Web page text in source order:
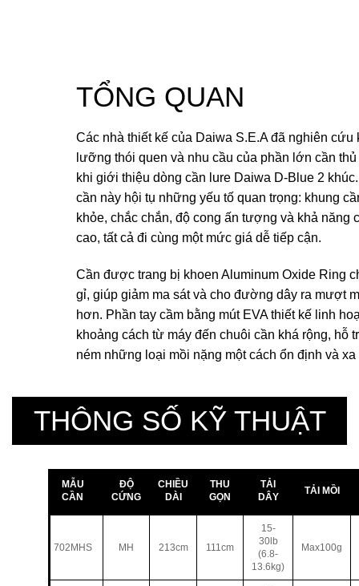
TỔNG QUAN
Các nhà thiết kế của Daiwa S.E.A đã nghiên cứu
lưỡng thói quen và nhu cầu của phần lớn cần
khi giới thiệu dòng cần lure Daiwa D-Blue 2
cần này hội tụ những yếu tố quan trọng: khung
khỏe, chắc chắn, độ cong ấn tượng và khả năng
cao, tất cả đi cùng một mức giá dễ tiếp cận.
Cần được trang bị khoen Aluminum Oxide Ring
gỉ, giúp giảm ma sát và cho đường dây ra mượt
hơn. Phần tay cầm bằng mút EVA thiết kế linh
khoảng cách từ máy đến chuôi cần khá rộng, hỗ
ném những loại mồi nặng một cách ổn định và
THÔNG SỐ KỸ THUẬT
MẪU
CẦN
ĐỘ
CỨNG
CHIỀU
DÀI
THU
GỌN
TẢI
DÂY
TẢI MỒI
702MHS MH 213cm 111cm
15-
30lb
(6.8-
13.6kg)
Max100g